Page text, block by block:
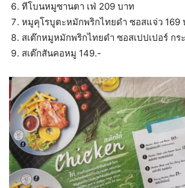
ทีโบนหมูซานตา เฟ่ 209 บาท
หมูคุโรบูตะหมักพริกไทยดำ ซอสแจ่ว 169
สเต๊กหมูหมักพริกไทยดำ ซอสเปปเปอร์ กร
สเต๊กสันคอหมู 149.-